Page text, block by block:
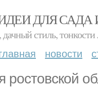
ДЛЯ САДА
дачный стиль,
новости